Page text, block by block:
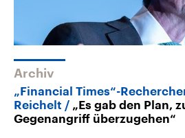
Archiv
„Financial Times“-
Reichelt
„Es gab den Plan,
Gegenangriff überzugehen“